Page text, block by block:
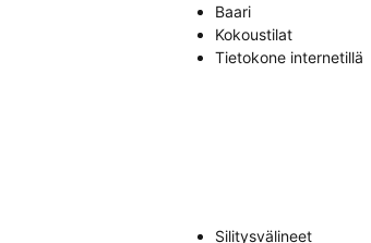
Baari
Kokoustilat
Tietokone internetillä
Silitysvälineet